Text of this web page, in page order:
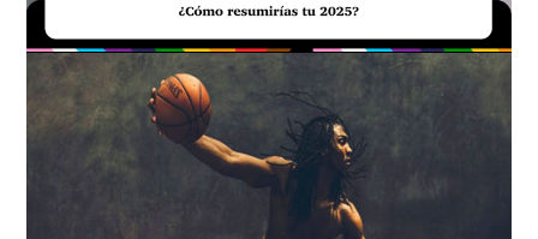
Unmute Loaded:
15.78%